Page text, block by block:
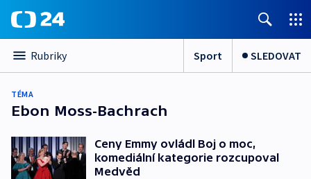
Rubriky Sport SLEDOVAT
TÉMA
Ebon Moss-Bachrach
Ceny Emmy ovládl Boj o moc,
komediální kategorie rozcupoval
Medvěd